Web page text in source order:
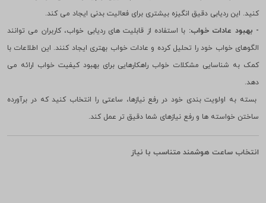
- پایش فعالیت های بدنی: با ردیابی فعالیت های ورزشی و میزان تحرک روزانه در
ساعت هوشمند خود، اهداف تناسب اندام تعیین و پیشرفت های خود را مشاهده
کنید. این ردیابی دقیق انگیزه بیشتری برای فعالیت بدنی ایجاد می کند.
- بهبود عادات خواب:با استفاده از قابلیت های ردیابی خواب، کاربران می توانند
الگوهای خواب خود را تحلیل کرده و عادات خواب بهتری ایجاد کنند. این اطلاعات با
کمک به شناسایی مشکلات خواب راهکارهایی برای بهبود کیفیت خواب ارائه می
دهد.
ساختن خواسته ها و رفع نیازهای شما دقیق تر عمل کند.